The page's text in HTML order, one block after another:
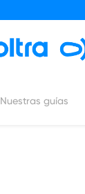
Nuestras guías